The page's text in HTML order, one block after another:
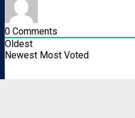
0 Comments
Oldest
Newest Most Voted